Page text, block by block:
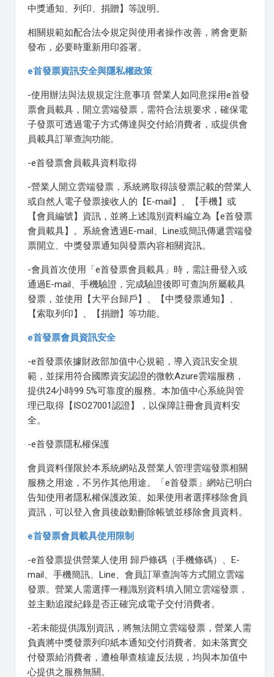
中獎通知、列印、捐贈】等說明。
相關規範如配合法令規定與使用者操作改善，將會更新
發布，必要時重新用印簽署。
e首發票資訊安全與隱私權政策
-使用辦法與法規規定注意事項 營業人如同意採用e首發
票會員載具，開立雲端發票，需符合法規要求，確保電
子發票可透過電子方式傳達與交付給消費者，或提供會
員載具訂單查詢功能。
-e首發票會員載具資料取得
-營業人開立雲端發票，系統將取得該發票記載的營業人
或自然人電子發票接收人的【E-mail】、【手機】或
【會員編號】資訊，並將上述識別資料編立為【e首發票
會員載具】。系統會透過E-mail、Line或簡訊傳遞雲端發
票開立、中獎發票通知與發票內容相關資訊。
-會員首次使用「e首發票會員載具」時，需註冊登入或
通過E-mail、手機驗證，完成驗證後即可查詢所屬載具
發票，並使用【大平台歸戶】、【中獎發票通知】、
【索取列印】、【捐贈】等功能。
e首發票會員資訊安全
-e首發票依據財政部加值中心規範，導入資訊安全規
範，並採用符合國際資安認證的微軟Azure雲端服務，
提供24小時99.5%可靠度的服務。本加值中心系統與管
理已取得【ISO27001認證】，以保障註冊會員資料安
全。
-e首發票隱私權保護
會員資料僅限於本系統網站及營業人管理雲端發票相關
服務之用途，不另作其他用途。「e首發票」網站已明白
告知使用者隱私權保護政策。如果使用者選擇移除會員
資訊，可以登入會員後啟動刪除帳號並移除會員資料。
e首發票會員載具使用限制
-e首發票提供營業人使用 歸戶條碼（手機條碼）、E-
mail、手機簡訊、Line、會員訂單查詢等方式開立雲端
發票。營業人需選擇一種識別資料填入開立雲端發票，
並主動追蹤紀錄是否正確完成電子交付消費者。
-若未能提供識別資訊，將無法開立雲端發票，營業人需
負責將中獎發票列印紙本通知交付消費者。如未落實交
付發票給消費者，遭檢舉查核違反法規，均與本加值中
心提供之服務無關。